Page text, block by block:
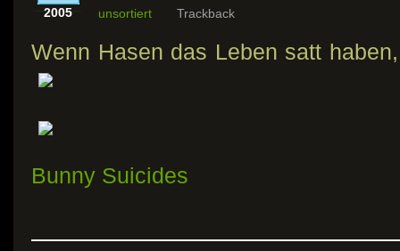
2005 unsortiert Trackback
Wenn Hasen das Leben satt
Bunny Suicides